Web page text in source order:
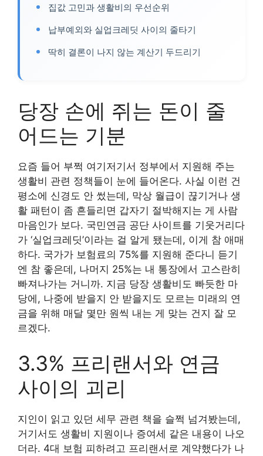
집값 고민과 생활비의 우선순위
납부예외와 실업크레딧 사이의 줄타기
딱히 결론이 나지 않는 계산기 두드리기
당장 손에 쥐는 돈이 줄
어드는 기분
요즘 들어 부쩍 여기저기서 정부에서 지원해 주는
생활비 관련 정책들이 눈에 들어온다. 사실 이런 건
평소에 신경도 안 썼는데, 막상 월급이 끊기거나 생
활 패턴이 좀 흔들리면 갑자기 절박해지는 게 사람
마음인가 보다. 국민연금 공단 사이트를 기웃거리다
가 ‘실업크레딧’이라는 걸 알게 됐는데, 이게 참 애매
하다. 국가가 보험료의 75%를 지원해 준다니 듣기
엔 참 좋은데, 나머지 25%는 내 통장에서 고스란히
빠져나가는 거니까. 지금 당장 생활비도 빠듯한 마
당에, 나중에 받을지 안 받을지도 모르는 미래의 연
금을 위해 매달 몇만 원씩 내는 게 맞는 건지 잘 모
르겠다.
3.3% 프리랜서와 연금
사이의 괴리
지인이 읽고 있던 세무 관련 책을 슬쩍 넘겨봤는데,
거기서도 생활비 지원이나 증여세 같은 내용이 나오
더라. 4대 보험 피하려고 프리랜서로 계약했다가 나